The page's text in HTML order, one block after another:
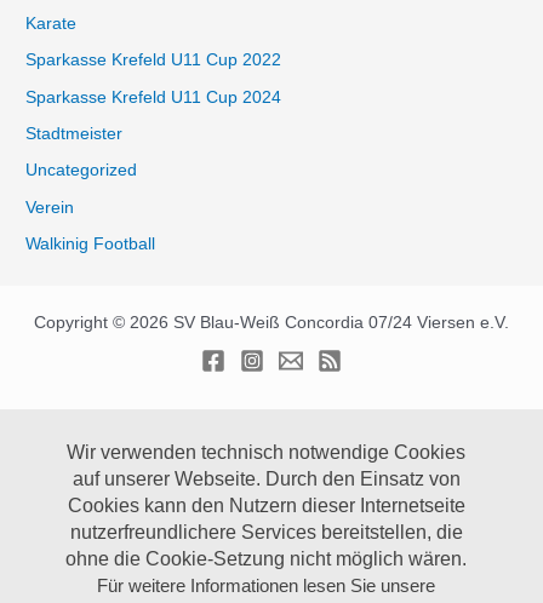
Karate
Sparkasse Krefeld U11 Cup 2022
Sparkasse Krefeld U11 Cup 2024
Stadtmeister
Uncategorized
Verein
Walkinig Football
Copyright © 2026 SV Blau-Weiß Concordia 07/24 Viersen e.V.
Wir verwenden technisch notwendige Cookies
auf unserer Webseite. Durch den Einsatz von
Cookies kann den Nutzern dieser Internetseite
nutzerfreundlichere Services bereitstellen, die
ohne die Cookie-Setzung nicht möglich wären.
Für weitere Informationen lesen Sie unsere